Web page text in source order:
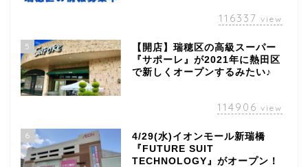
116337 view
5
【開店】瑞穂区の高級スーパー
『サポーレ』が2021年に熱田区
で新しくオープンするみたい♪
114906 view
6
4/29(水)イオンモール新瑞橋
『FUTURE SUIT
TECHNOLOGY』がオープン！